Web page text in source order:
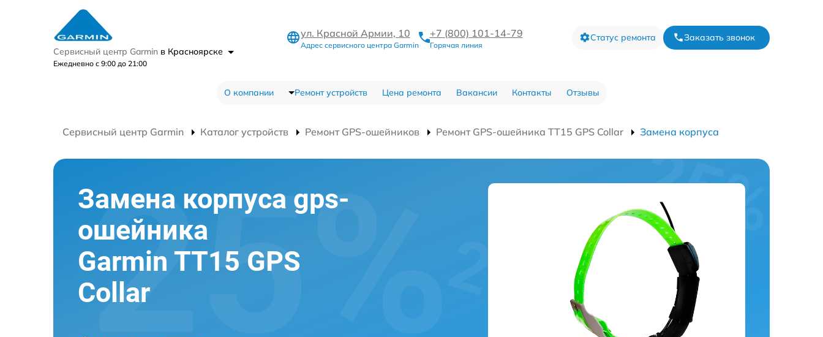
Сервисный центр Garmin в Красноярске
Ежедневно с 9:00 до 21:00
ул. Красной Армии, 10
Адрес сервисного центра Garmin
+7 (800) 101-14-79
Горячая линия
Статус ремонта Заказать звонок
О компании Ремонт устройств Цена ремонта Вакансии Контакты Отзывы
Сервисный центр Garmin Каталог устройств Ремонт GPS-ошейников Ремонт GPS-ошейника TT15 GPS Collar Замена корпуса
Замена корпуса gps-
ошейника
Garmin TT15 GPS
Collar